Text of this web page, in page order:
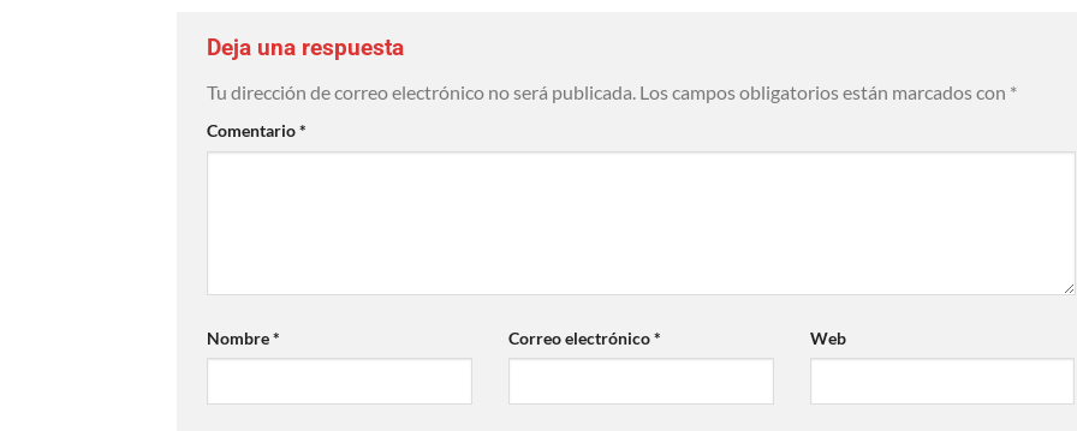
Deja una respuesta
Tu dirección de correo electrónico no será publicada. Los campos obligatorios están marcados con *
Comentario*
Nombre* Correo electrónico* Web